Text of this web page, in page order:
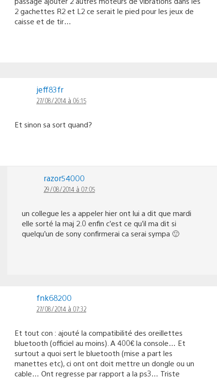
2 gachettes R2 et L2 ce serait le pied pour les jeux de
caisse et de tir…
jeff83fr
27/08/2014 à 06:15
Et sinon sa sort quand?
razor54000
29/08/2014 à 07:05
un collegue les a appeler hier ont lui a dit que mardi
elle sorté la maj 2.0 enfin c’est ce qu’il ma dit si
quelqu’un de sony confirmerai ca serai sympa 🙂
fnk68200
27/08/2014 à 07:32
Et tout con : ajouté la compatibilité des oreillettes
bluetooth (officiel au moins). A 400€ la console… Et
surtout a quoi sert le bluetooth (mise a part les
manettes etc), ci ont ont doit mettre un dongle ou un
cable… Ont regresse par rapport a la ps3… Triste